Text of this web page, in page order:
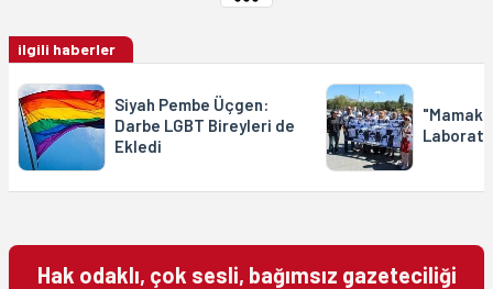
ilgili haberler
Siyah Pembe Üçgen:
Darbe LGBT Bireyleri de
Ekledi
"Mamak
Hak odaklı, çok sesli, bağımsız gazeteciliği